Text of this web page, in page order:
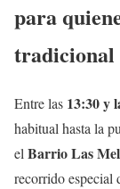
para
tradicional
Entre las 13:30 y
habitual hasta la
elBarrio Las
recorrido especial